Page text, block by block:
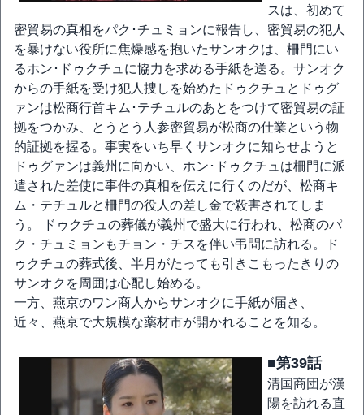
スは、初めて
密貿易の真相をパク･チュミョンに報告し、密貿易の犯人
を暴けない役所に焦燥感を抱いたサンオクは、柵門にい
るホン･ドゥクチュに協力を求める手紙を送る。サンオク
からの手紙を受け犯人捜しを始めたドゥクチュとドゥグ
ァンは松商行首キム･テチュルのあとをつけて密貿易の証
拠をつかみ、とうとう人参密貿易が松商の仕業という物
的証拠を握る。事実をいち早くサンオクに知らせようと
ドゥグァンは義州に向かい、ホン･ドゥクチュは柵門に派
遣された差使に事件の真相を伝えに行くのだが、松商キ
ム・テチュルと柵門の役人の差し金で殺害されてしま
う。 ドゥクチュの葬儀が義州で盛大に行われ、松商のパ
ク・チュミョンもチョン・チスを伴い弔問に訪れる。ド
ゥクチュの葬式後、半月がたっても引きこもったきりの
サンオクを周囲は心配し始める。
一方、燕京のワン商人からサンオクに手紙が届き、
近々、燕京で大規模な薬材市が開かれることを知る。
■第39話
清国商団が漢
陽を訪れる直